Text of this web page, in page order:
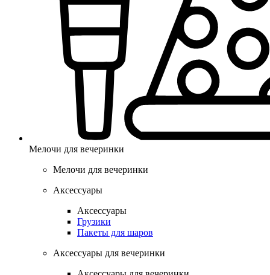
Мелочи для вечеринки
Мелочи для вечеринки
Аксессуары
Аксессуары
Грузики
Пакеты для шаров
Аксессуары для вечеринки